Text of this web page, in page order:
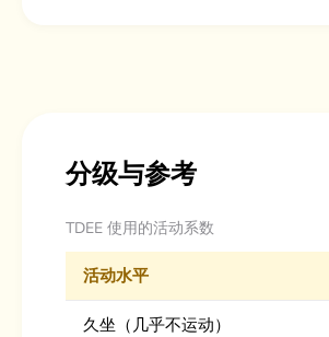
分级与参考
TDEE 使用的活动系数
活动水平
久坐（几乎不运动）